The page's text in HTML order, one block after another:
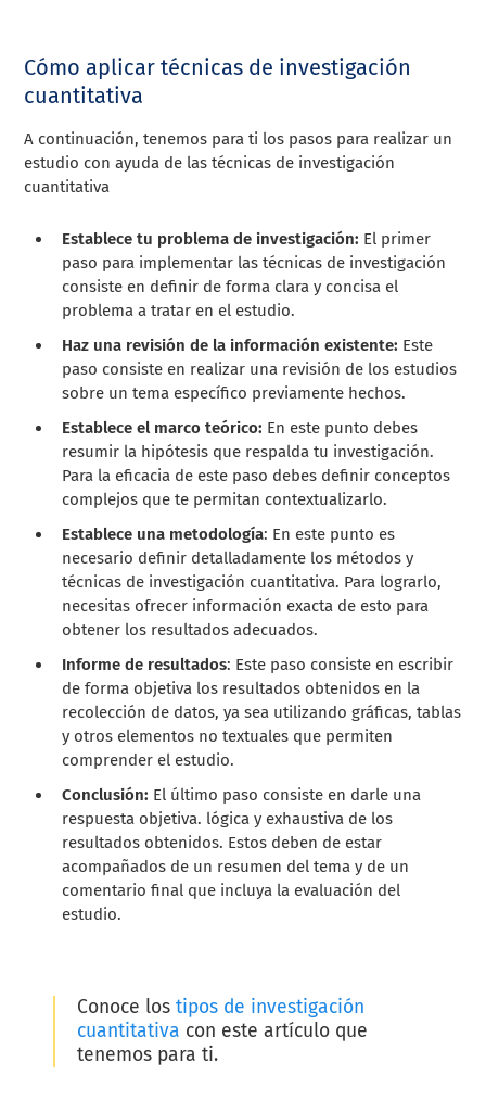
Cómo aplicar técnicas de investigación
cuantitativa
A continuación, tenemos para ti los pasos para realizar un
estudio con ayuda de las técnicas de investigación
cuantitativa
Establece tu problema de investigación: El primer
paso para implementar las técnicas de investigación
consiste en definir de forma clara y concisa el
problema a tratar en el estudio.
Haz una revisión de la información existente: Este
paso consiste en realizar una revisión de los estudios
sobre un tema específico previamente hechos.
Establece el marco teórico: En este punto debes
resumir la hipótesis que respalda tu investigación.
Para la eficacia de este paso debes definir conceptos
complejos que te permitan contextualizarlo.
Establece una metodología: En este punto es
necesario definir detalladamente los métodos y
técnicas de investigación cuantitativa. Para lograrlo,
necesitas ofrecer información exacta de esto para
obtener los resultados adecuados.
Informe de resultados: Este paso consiste en escribir
de forma objetiva los resultados obtenidos en la
recolección de datos, ya sea utilizando gráficas, tablas
y otros elementos no textuales que permiten
comprender el estudio.
Conclusión: El último paso consiste en darle una
respuesta objetiva. lógica y exhaustiva de los
resultados obtenidos. Estos deben de estar
acompañados de un resumen del tema y de un
comentario final que incluya la evaluación del
estudio.
Conoce los tipos de investigación
cuantitativa con este artículo que
tenemos para ti.